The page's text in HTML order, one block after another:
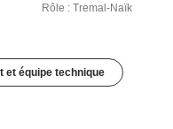
Rôle : Tremal-Naïk
et équipe technique